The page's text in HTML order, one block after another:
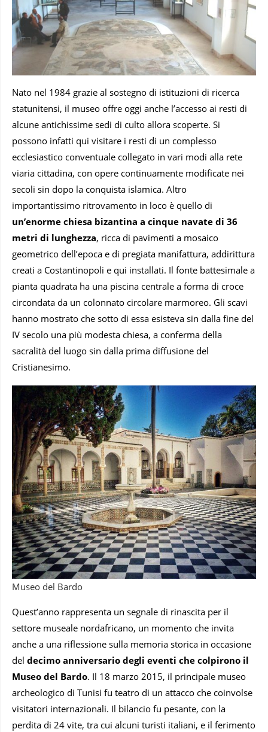
Nato nel 1984 grazie al sostegno di istituzioni di ricerca
statunitensi, il museo offre oggi anche l’accesso ai resti di
alcune antichissime sedi di culto allora scoperte. Si
possono infatti qui visitare i resti di un complesso
ecclesiastico conventuale collegato in vari modi alla rete
viaria cittadina, con opere continuamente modificate nei
secoli sin dopo la conquista islamica. Altro
importantissimo ritrovamento in loco è quello di
un’enorme chiesa bizantina a cinque navate di 36
metri di lunghezza, ricca di pavimenti a mosaico
geometrico dell’epoca e di pregiata manifattura, addirittura
creati a Costantinopoli e qui installati. Il fonte battesimale a
pianta quadrata ha una piscina centrale a forma di croce
circondata da un colonnato circolare marmoreo. Gli scavi
hanno mostrato che sotto di essa esisteva sin dalla fine del
IV secolo una più modesta chiesa, a conferma della
sacralità del luogo sin dalla prima diffusione del
Cristianesimo.
Museo del Bardo
Quest’anno rappresenta un segnale di rinascita per il
settore museale nordafricano, un momento che invita
anche a una riflessione sulla memoria storica in occasione
del decimo anniversario degli eventi che colpirono il
Museo del Bardo. Il 18 marzo 2015, il principale museo
archeologico di Tunisi fu teatro di un attacco che coinvolse
visitatori internazionali. Il bilancio fu pesante, con la
perdita di 24 vite, tra cui alcuni turisti italiani, e il ferimento